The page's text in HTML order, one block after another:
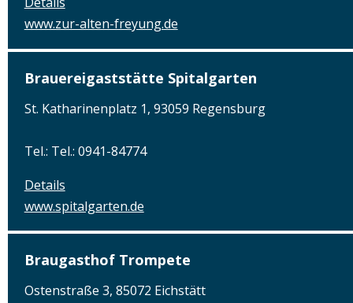
www.zur-alten-freyung.de
Brauereigaststätte Spitalgarten
St. Katharinenplatz 1, 93059 Regensburg
Tel.: Tel.: 0941-84774
Details
www.spitalgarten.de
Braugasthof Trompete
Ostenstraße 3, 85072 Eichstätt